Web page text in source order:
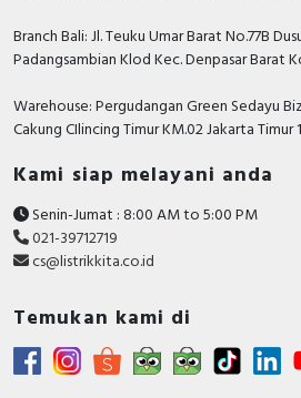
Branch Bali: Jl. Teuku Umar Barat No.77B
Padangsambian Klod Kec. Denpasar Barat
Warehouse: Pergudangan Green Sedayu
Cakung CIlincing Timur KM.02 Jakarta Timur
Kami siap melayani anda
Senin-Jumat : 8:00 AM to 5:00 PM
021-39712719
cs@listrikkita.co.id
Temukan kami di